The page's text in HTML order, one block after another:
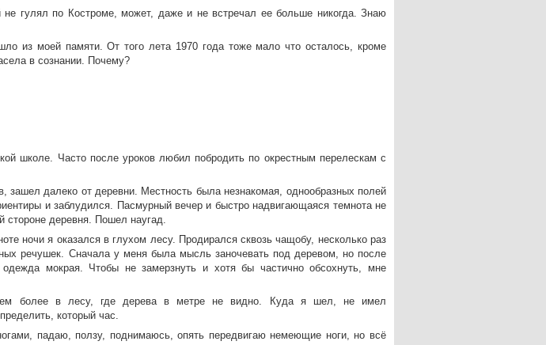
гулял по Костроме, может, даже и не встречал ее больше никогда. Знаю
из моей памяти. От того лета 1970 года тоже мало что осталось, кроме
в сознании. Почему?
школе. Часто после уроков любил побродить по окрестным перелескам с
зашел далеко от деревни. Местность была незнакомая, однообразных полей
и заблудился. Пасмурный вечер и быстро надвигающаяся темнота не
стороне деревня. Пошел наугад.
ночи я оказался в глухом лесу. Продирался сквозь чащобу, несколько раз
речушек. Сначала у меня была мысль заночевать под деревом, но после
мокрая. Чтобы не замерзнуть и хотя бы частично обсохнуть, мне
тем более в лесу, где дерева в метре не видно. Куда я шел, не имел
который час.
падаю, ползу, поднимаюсь, опять передвигаю немеющие ноги, но всё